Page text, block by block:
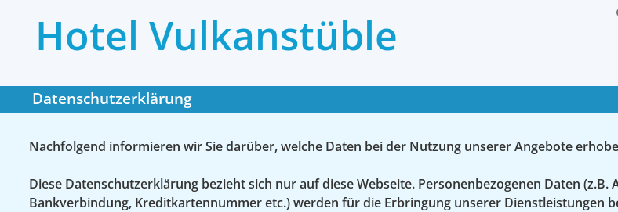
Hotel Vulkanstüble
Datenschutzerklärung
Nachfolgend informieren wir Sie darüber, welche Daten bei der Nutzung unserer Angebote
Diese Datenschutzerklärung bezieht sich nur auf diese Webseite. Personenbezogenen Daten
Bankverbindung, Kreditkartennummer etc.) werden für die Erbringung unserer Dienstleistungen